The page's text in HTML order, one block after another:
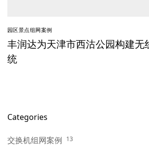
园区景点组网案例
丰润达为天津市西沽公园构建无
统
Categories
交换机组网案例 13